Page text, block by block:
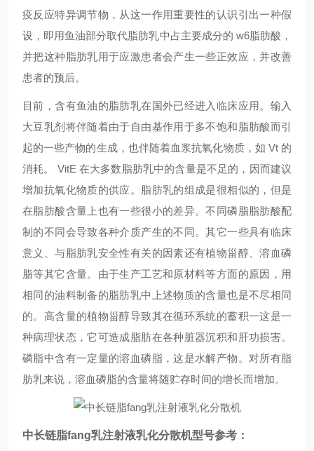
疫反应特异调节物，从这一作用重要性的认识引出一种假
设，即用鱼油部分取代脂肪乳中占主要成分的 w6脂肪酸，
并把这种脂肪乳用于应激患者会产生一些正效应，并改善
患者的预后。
目前，含有鱼油的脂肪乳在国外已经进入临床应用。输入
大豆乳剂将伴随着由于自由基作用于多不饱和脂肪酸而引
起的一些产物的生成，也伴随着血浆抗氧化物质，如 Vt 的
消耗。 VitE 在大多数脂肪乳中的含量是不足的，因而建议
增加抗氧化物质的供应。脂肪乳的组成是很相似的，但是
在脂肪酸含量上也有一些很小的差异。不同磷脂脂肪酸配
制的不同会导致各种介质产生的不同。其它一些具有临床
意义、与脂肪乳安全性有关的因素还有植物甾醇、溶血磷
脂等其它含量。由于生产工艺和原材料等方面的原因，用
相同的油料制备的脂肪乳中上述物质的含量也是不尽相同
的。高含量的植物甾醇导致其在循环系统的蓄积一这是一
种病理状态，它可造成脂肪在各种脏器沉积和肝功损害。
磷脂中含有一定量的溶血磷脂，这是水解产物。对所有脂
肪乳来说，溶血磷脂的含量将随贮存时间的增长而增加。
中长链脂fang乳注射液乳化分散机型号参考：